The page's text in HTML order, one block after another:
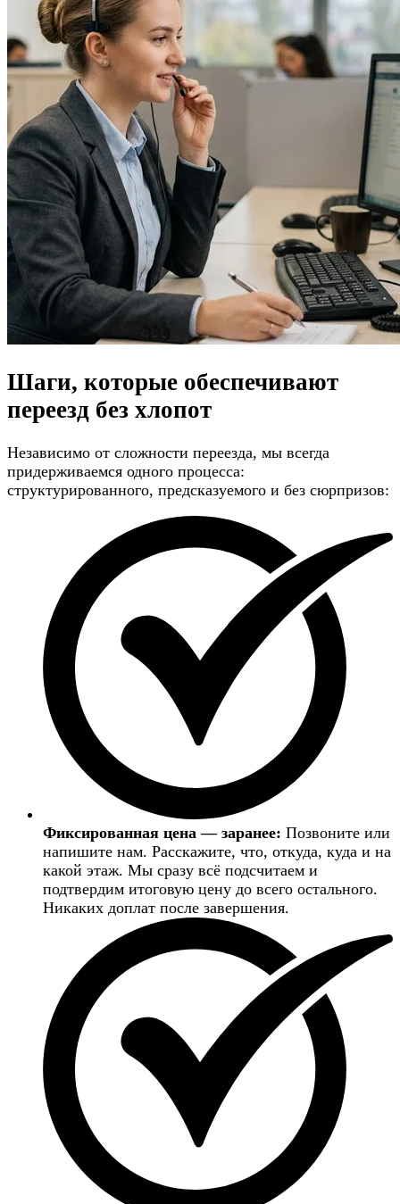
Шаги, которые обеспечивают
переезд без хлопот
Независимо от сложности переезда, мы всегда
придерживаемся одного процесса:
структурированного, предсказуемого и без сюрпризов:
Фиксированная цена — заранее: Позвоните или
напишите нам. Расскажите, что, откуда, куда и на
какой этаж. Мы сразу всё подсчитаем и
подтвердим итоговую цену до всего остального.
Никаких доплат после завершения.